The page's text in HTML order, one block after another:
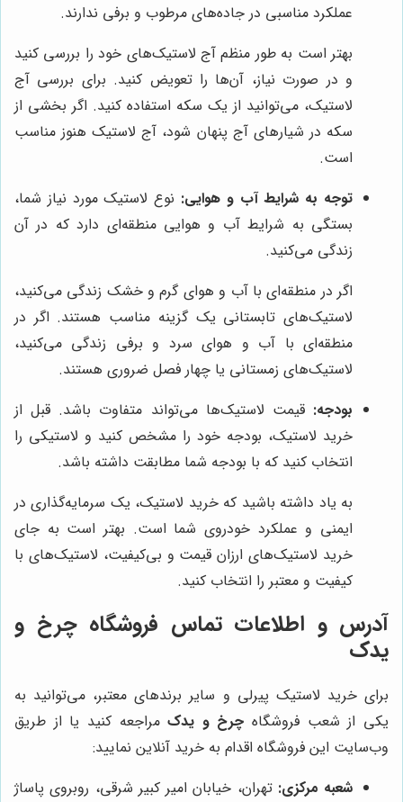
عملکرد مناسبی در جاده‌های مرطوب و برفی ندارند.
بهتر است به طور منظم آج لاستیک‌های خود را بررسی کنید
و در صورت نیاز، آن‌ها را تعویض کنید. برای بررسی آج
لاستیک، می‌توانید از یک سکه استفاده کنید. اگر بخشی از
سکه در شیارهای آج پنهان شود، آج لاستیک هنوز مناسب
است.
توجه به شرایط آب و هوایی: نوع لاستیک مورد نیاز شما،
بستگی به شرایط آب و هوایی منطقه‌ای دارد که در آن
زندگی می‌کنید.
اگر در منطقه‌ای با آب و هوای گرم و خشک زندگی می‌کنید،
لاستیک‌های تابستانی یک گزینه مناسب هستند. اگر در
منطقه‌ای با آب و هوای سرد و برفی زندگی می‌کنید،
لاستیک‌های زمستانی یا چهار فصل ضروری هستند.
بودجه: قیمت لاستیک‌ها می‌تواند متفاوت باشد. قبل از
خرید لاستیک، بودجه خود را مشخص کنید و لاستیکی را
انتخاب کنید که با بودجه شما مطابقت داشته باشد.
به یاد داشته باشید که خرید لاستیک، یک سرمایه‌گذاری در
ایمنی و عملکرد خودروی شما است. بهتر است به جای
خرید لاستیک‌های ارزان قیمت و بی‌کیفیت، لاستیک‌های با
کیفیت و معتبر را انتخاب کنید.
آدرس و اطلاعات تماس فروشگاهچرخ و
یدک
برای خرید لاستیک پیرلی و سایر برندهای معتبر، می‌توانید به
یکی از شعب فروشگاه چرخ و یدکمراجعه کنید یا از طریق
وب‌سایت این فروشگاه اقدام به خرید آنلاین نمایید:
شعبه مرکزی: تهران، خیابان امیر کبیر شرقی، روبروی پاساژ